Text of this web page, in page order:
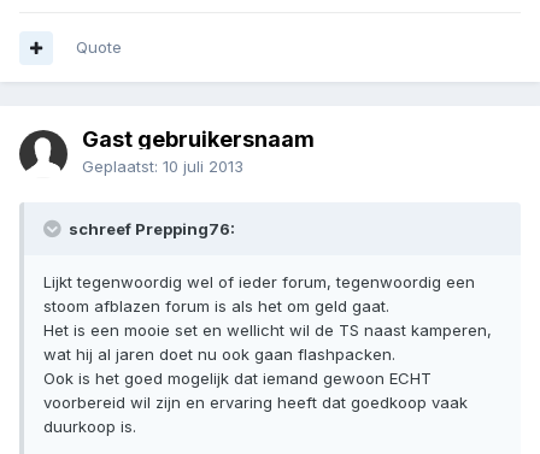
Quote
Gast gebruikersnaam
Geplaatst: 10 juli 2013
schreef Prepping76:
Lijkt tegenwoordig wel of ieder forum, tegenwoordig een
stoom afblazen forum is als het om geld gaat.
Het is een mooie set en wellicht wil de TS naast kamperen,
wat hij al jaren doet nu ook gaan flashpacken.
Ook is het goed mogelijk dat iemand gewoon ECHT
voorbereid wil zijn en ervaring heeft dat goedkoop vaak
duurkoop is.